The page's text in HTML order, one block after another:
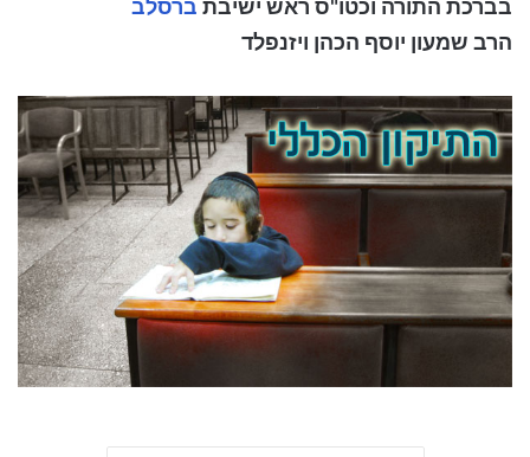
בברכת התורה וכטו"ס ראש ישיבת ברסלב
הרב שמעון יוסף הכהן ויזנפלד